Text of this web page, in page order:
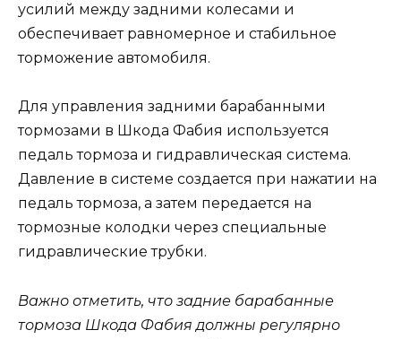
усилий между задними колесами и
обеспечивает равномерное и стабильное
торможение автомобиля.
Для управления задними барабанными
тормозами в Шкода Фабия используется
педаль тормоза и гидравлическая система.
Давление в системе создается при нажатии на
педаль тормоза, а затем передается на
тормозные колодки через специальные
гидравлические трубки.
Важно отметить, что задние барабанные
тормоза Шкода Фабия должны регулярно